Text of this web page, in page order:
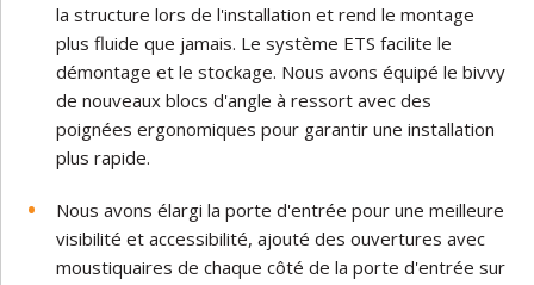
la structure lors de l'installation et rend le montage
plus fluide que jamais. Le système ETS facilite le
démontage et le stockage. Nous avons équipé le bivvy
de nouveaux blocs d'angle à ressort avec des
poignées ergonomiques pour garantir une installation
plus rapide.
Nous avons élargi la porte d'entrée pour une meilleure
visibilité et accessibilité, ajouté des ouvertures avec
moustiquaires de chaque côté de la porte d'entrée sur